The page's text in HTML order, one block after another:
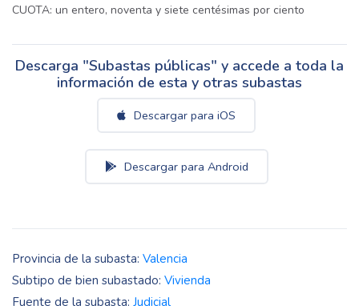
CUOTA: un entero, noventa y siete centésimas por ciento
Descarga "Subastas públicas" y accede a toda la
información de esta y otras subastas
Descargar para iOS
Descargar para Android
Provincia de la subasta: Valencia
Subtipo de bien subastado: Vivienda
Fuente de la subasta: Judicial